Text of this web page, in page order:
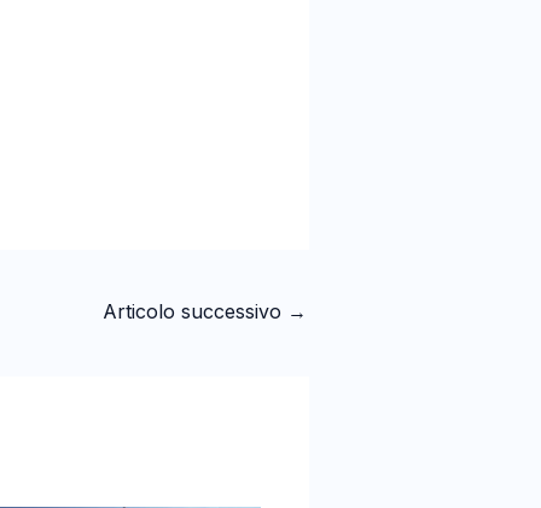
Articolo successivo →